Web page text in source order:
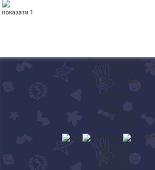
показати 1
◦Оплата і доставка
◦ Обмін та повернення товару
Програма лояльності
Моє замовлення
◦ Вакансії
Клуб Ігромаг
Блог
◦ Форум
Публічна оферта
Мапа сайту
◦ Манчкін
◦ Діксіт (Dixit)
◦ Монополія
Аліас (Alias)